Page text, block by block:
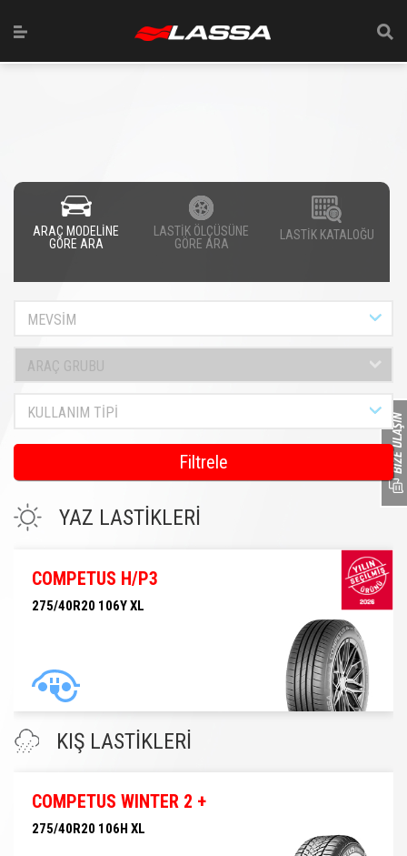
ARAÇ MODELİNE
GÖRE ARA
LASTİK ÖLÇÜSÜNE
GÖRE ARA
LASTİK KATALOĞU
MEVSİM
ARAÇ GRUBU
KULLANIM TİPİ
Filtrele
YAZ LASTİKLERİ
COMPETUS H/P3
275/40R20 106Y XL
KIŞ LASTİKLERİ
COMPETUS WINTER 2 +
275/40R20 106H XL